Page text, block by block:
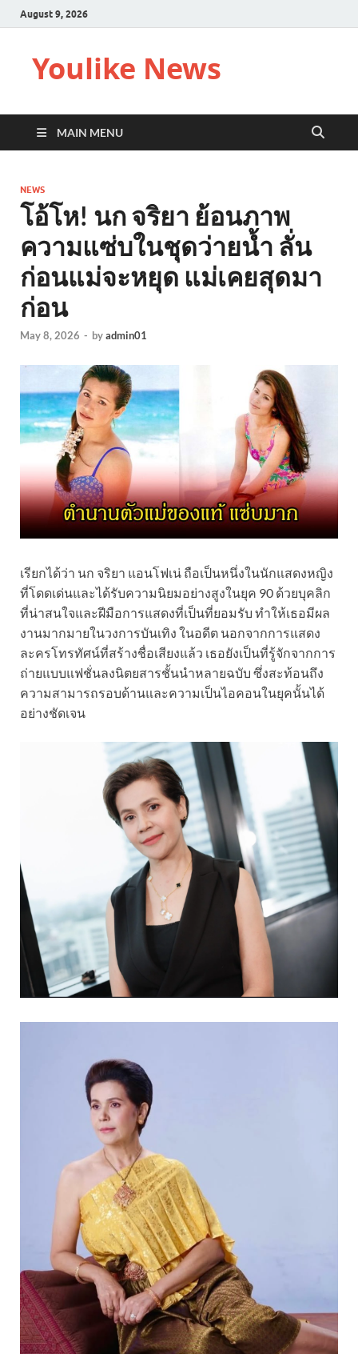
August 9, 2026
Youlike News
MAIN MENU
NEWS
โอ้โห! นก จริยา ย้อนภาพ
ความแซ่บในชุดว่ายน้ำ ลั่น
ก่อนแม่จะหยุด แม่เคยสุดมา
ก่อน
May 8, 2026 - byadmin01
เรียกได้ว่า นก จริยา แอนโฟเน่ ถือเป็นหนึ่งในนักแสดงหญิง
ที่โดดเด่นและได้รับความนิยมอย่างสูงในยุค 90 ด้วยบุคลิก
ที่น่าสนใจและฝีมือการแสดงที่เป็นที่ยอมรับ ทำให้เธอมีผล
งานมากมายในวงการบันเทิง ในอดีต นอกจากการแสดง
ละครโทรทัศน์ที่สร้างชื่อเสียงแล้ว เธอยังเป็นที่รู้จักจากการ
ถ่ายแบบแฟชั่นลงนิตยสารชั้นนำหลายฉบับ ซึ่งสะท้อนถึง
ความสามารถรอบด้านและความเป็นไอคอนในยุคนั้นได้
อย่างชัดเจน